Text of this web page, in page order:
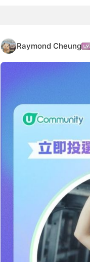
Raymond Cheung